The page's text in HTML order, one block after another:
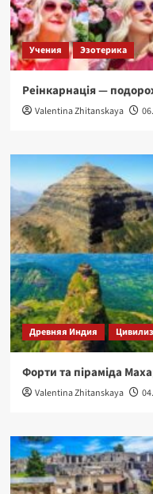
Таро.
Учения Эзотерика
Реінкарнація —
Valentina Zhitanskaya
Древняя Индия
Форти та піраміда
Valentina Zhitanskaya